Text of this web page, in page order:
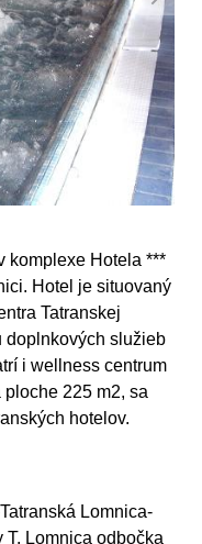
komplexe Hotela ***
Hotel je situovaný
Tatranskej
doplnkových služieb
i wellness centrum
225 m2, sa
hotelov.
Lomnica-
T. Lomnica odbočka